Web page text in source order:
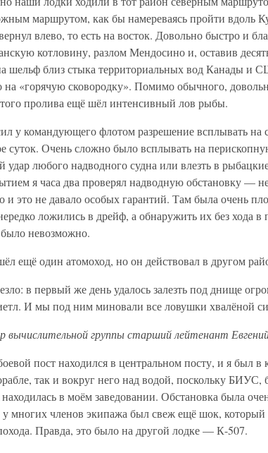
маршрутом, как бы намереваясь пройти вдоль
влево, то есть на восток. Довольно быстро и
котловину, разлом Мендосино и, оставив
шельф близ стыка территориальных вод Канады и
«горячую сковородку». Помимо обычного,
пролива ещё шёл интенсивный лов рыбы.
у командующего флотом разрешение всплывать на
суток. Очень сложно было всплывать на
удар любого надводного судна или влезть в
я часа два проверял надводную обстановку —
и это не давало особых гарантий. Там была очень
ложились в дрейф, а обнаружить их без хода
невозможно.
ещё один атомоход, но он действовал в другом
в первый же день удалось залезть под днище
И мы под ним миновали все ловушки хвалёной
вычислительной группы старший лейтенант
пост находился в центральном посту, и я был в
так и вокруг него над водой, поскольку
находилась в моём заведовании. Обстановка была
у многих членов экипажа был свеж ещё шок,
Правда, это было на другой лодке — К-507.